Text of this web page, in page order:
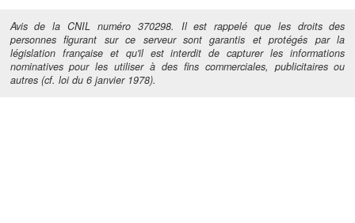
Avis de la CNIL numéro 370298. Il est rappelé que les droits des
personnes figurant sur ce serveur sont garantis et protégés par la
législation française et qu'il est interdit de capturer les informations
nominatives pour les utiliser à des fins commerciales, publicitaires ou
autres (cf. loi du 6 janvier 1978).